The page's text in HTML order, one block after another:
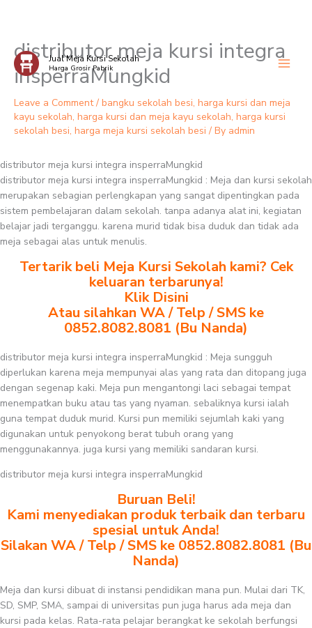
Skip
content
Jual Meja Kursi Sekolah
Harga Grosir Pabrik
distributor meja kursi integra
insperraMungkid
Leave a Comment / bangku sekolah besi, harga kursi dan meja
kayu sekolah, harga kursi dan meja kayu sekolah, harga kursi
sekolah besi, harga meja kursi sekolah besi / By admin
distributor meja kursi integra insperraMungkid
distributor meja kursi integra insperraMungkid : Meja dan kursi sekolah
merupakan sebagian perlengkapan yang sangat dipentingkan pada
sistem pembelajaran dalam sekolah. tanpa adanya alat ini, kegiatan
belajar jadi terganggu. karena murid tidak bisa duduk dan tidak ada
meja sebagai alas untuk menulis.
Tertarik beli Meja Kursi Sekolah kami? Cek
keluaran terbarunya!
Klik Disini
Atau silahkan WA / Telp / SMS ke
0852.8082.8081 (Bu Nanda)
distributor meja kursi integra insperraMungkid : Meja sungguh
diperlukan karena meja mempunyai alas yang rata dan ditopang juga
dengan segenap kaki. Meja pun mengantongi laci sebagai tempat
menempatkan buku atau tas yang nyaman. sebaliknya kursi ialah
guna tempat duduk murid. Kursi pun memiliki sejumlah kaki yang
digunakan untuk penyokong berat tubuh orang yang
menggunakannya. juga kursi yang memiliki sandaran kursi.
distributor meja kursi integra insperraMungkid
Buruan Beli!
Kami menyediakan produk terbaik dan terbaru
spesial untuk Anda!
Silakan WA / Telp / SMS ke 0852.8082.8081 (Bu
Nanda)
Meja dan kursi dibuat di instansi pendidikan mana pun. Mulai dari TK,
SD, SMP, SMA, sampai di universitas pun juga harus ada meja dan
kursi pada kelas. Rata-rata pelajar berangkat ke sekolah berfungsi